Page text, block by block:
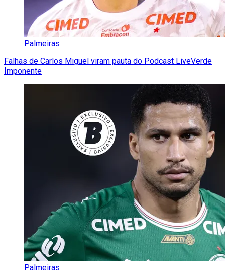
Palmeiras
Falhas de Carlos Miguel viram pauta do Podcast LiveVerde
Imponente
Palmeiras